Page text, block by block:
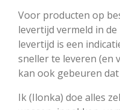
Voor producten op
levertijd vermeld in
levertijd is een
sneller te leveren (en
kan ook gebeuren
Ik (Ilonka) doe alles